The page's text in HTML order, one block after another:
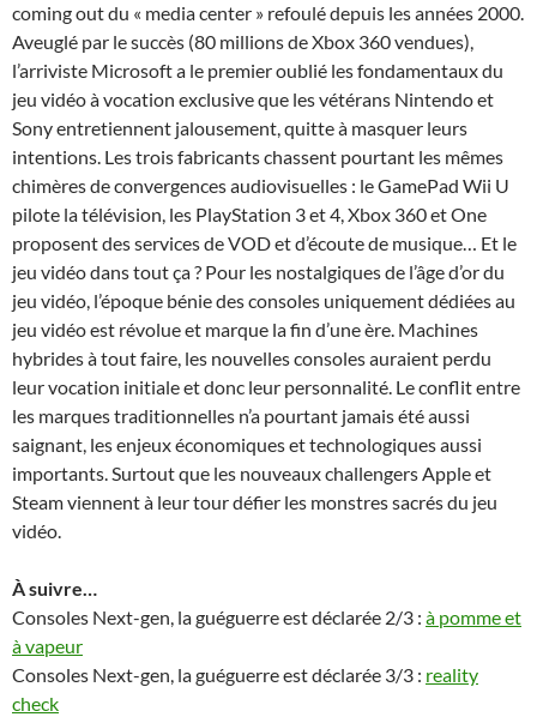
coming out du « media center » refoulé depuis les années 2000.
Aveuglé par le succès (80 millions de Xbox 360 vendues),
l’arriviste Microsoft a le premier oublié les fondamentaux du
jeu vidéo à vocation exclusive que les vétérans Nintendo et
Sony entretiennent jalousement, quitte à masquer leurs
intentions. Les trois fabricants chassent pourtant les mêmes
chimères de convergences audiovisuelles : le GamePad Wii U
pilote la télévision, les PlayStation 3 et 4, Xbox 360 et One
proposent des services de VOD et d’écoute de musique… Et le
jeu vidéo dans tout ça ? Pour les nostalgiques de l’âge d’or du
jeu vidéo, l’époque bénie des consoles uniquement dédiées au
jeu vidéo est révolue et marque la fin d’une ère. Machines
hybrides à tout faire, les nouvelles consoles auraient perdu
leur vocation initiale et donc leur personnalité. Le conflit entre
les marques traditionnelles n’a pourtant jamais été aussi
saignant, les enjeux économiques et technologiques aussi
importants. Surtout que les nouveaux challengers Apple et
Steam viennent à leur tour défier les monstres sacrés du jeu
vidéo.
À suivre…
Consoles Next-gen, la guéguerre est déclarée 2/3 : à pomme et
à vapeur
Consoles Next-gen, la guéguerre est déclarée 3/3 : reality
check